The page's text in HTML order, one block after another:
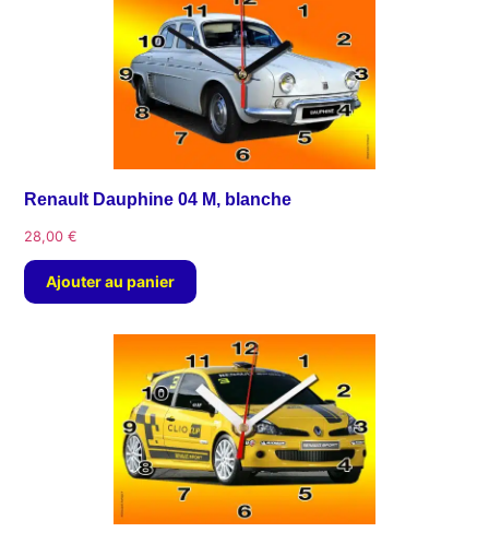
Renault Dauphine 04 M, blanche
28,00 €
Ajouter au panier